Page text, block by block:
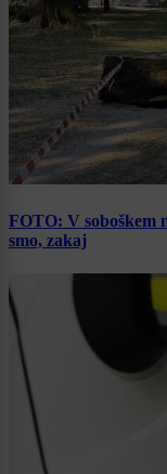
FOTO: V soboškem
smo, zakaj